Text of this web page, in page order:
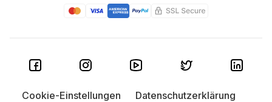
Cookie-Einstellungen
Datenschutzerklärung